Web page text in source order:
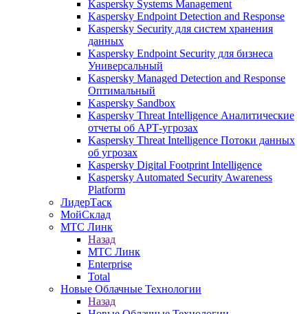
Kaspersky Systems Management
Kaspersky Endpoint Detection and Response
Kaspersky Security для систем хранения
данных
Kaspersky Endpoint Security для бизнеса
Универсальный
Kaspersky Managed Detection and Response
Оптимальный
Kaspersky Sandbox
Kaspersky Threat Intelligence Аналитические
отчеты об АРТ-угрозах
Kaspersky Threat Intelligence Потоки данных
об угрозах
Kaspersky Digital Footprint Intelligence
Kaspersky Automated Security Awareness
Platform
ЛидерТаск
МойСклад
МТС Линк
Назад
МТС Линк
Enterprise
Total
Новые Облачные Технологии
Назад